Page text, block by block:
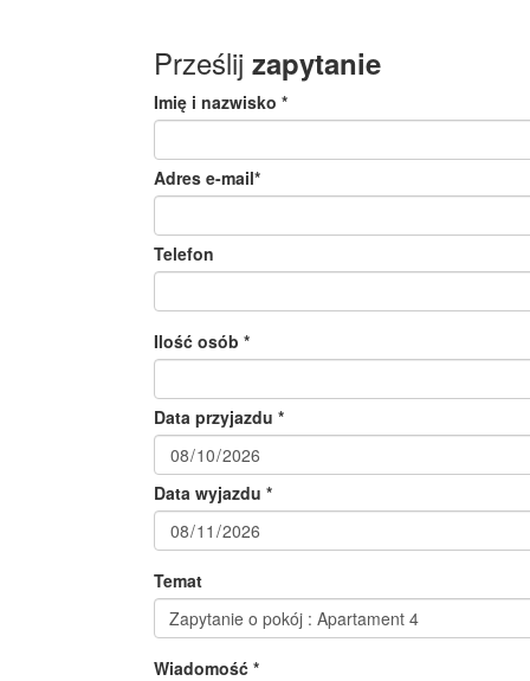
Prześlij zapytanie
Imię i nazwisko *
Adres e-mail*
Telefon
Ilość osób *
Data przyjazdu *
Data wyjazdu *
Temat
Wiadomość *